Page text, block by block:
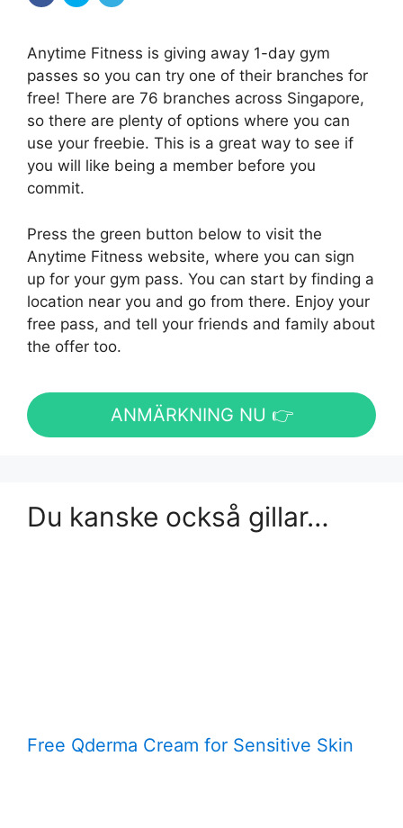
Anytime Fitness is giving away 1-day gym
passes so you can try one of their branches for
free! There are 76 branches across Singapore,
so there are plenty of options where you can
use your freebie. This is a great way to see if
you will like being a member before you
commit.
Press the green button below to visit the
Anytime Fitness website, where you can sign
up for your gym pass. You can start by finding a
location near you and go from there. Enjoy your
free pass, and tell your friends and family about
the offer too.
ANMÄRKNING NU 👉
Du kanske också gillar…
Free Qderma Cream for Sensitive Skin